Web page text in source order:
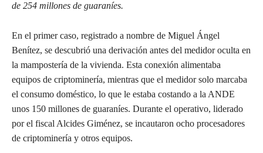
de 254 millones de guaraníes.
En el primer caso, registrado a nombre de Miguel Ángel
Benítez, se descubrió una derivación antes del medidor oculta en
la mampostería de la vivienda. Esta conexión alimentaba
equipos de criptominería, mientras que el medidor solo marcaba
el consumo doméstico, lo que le estaba costando a la ANDE
unos 150 millones de guaraníes. Durante el operativo, liderado
por el fiscal Alcides Giménez, se incautaron ocho procesadores
de criptominería y otros equipos.